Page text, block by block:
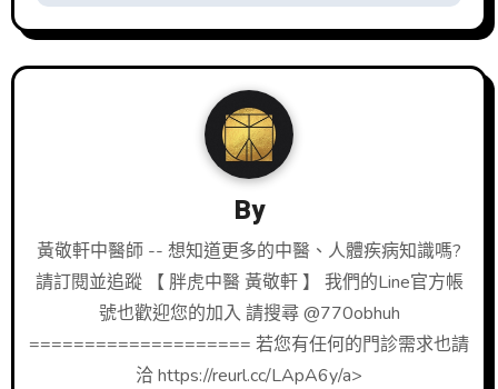
導
覽
By
黃敬軒中醫師 -- 想知道更多的中醫、人體疾病知識嗎?
請訂閱並追蹤 【 胖虎中醫 黃敬軒 】 我們的Line官方帳
號也歡迎您的加入 請搜尋 @770obhuh
==================== 若您有任何的門診需求也請
洽 https://reurl.cc/LApA6y/a>